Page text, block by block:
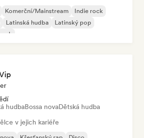
Komerční/Mainstream
Indie rock
Latinská hudba
Latinský pop
hudbaBossa novaDětská hudba
v jejich kariéře